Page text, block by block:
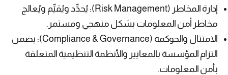
إدارة المخاطر (Risk Management): يُحدِّد ويُقيِّم ويُعالج
مخاطر أمن المعلومات بشكل منهجي ومستمر.
الامتثال والحوكمة (Compliance & Governance): يضمن
التزام المؤسسة بالمعايير والأنظمة التنظيمية المتعلقة
بأمن المعلومات.